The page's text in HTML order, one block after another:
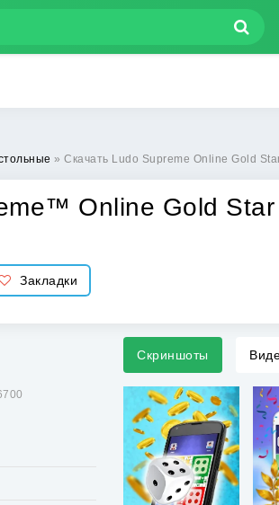
» Скачать Ludo Supreme Online Gold Star
Online Gold
Закладки
Скриншоты